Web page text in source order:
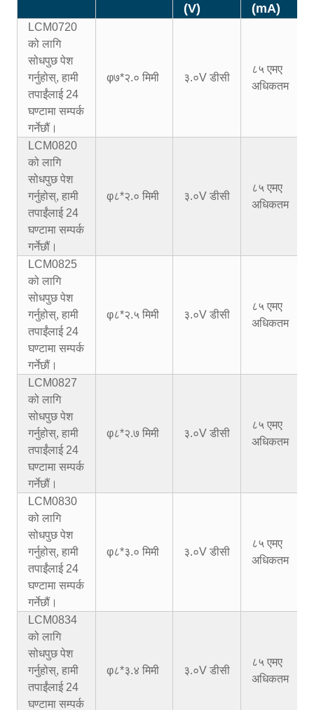
(V)
(mA)
LCM0720
को लागि
सोधपुछ पेश
गर्नुहोस्, हामी
तपाईंलाई 24
घण्टामा सम्पर्क
गर्नेछौं।
φ७*२.० मिमी ३.०V डीसी
८५ एमए
अधिकतम
LCM0820
को लागि
सोधपुछ पेश
गर्नुहोस्, हामी
तपाईंलाई 24
घण्टामा सम्पर्क
गर्नेछौं।
φ८*२.० मिमी ३.०V डीसी
८५ एमए
अधिकतम
LCM0825
को लागि
सोधपुछ पेश
गर्नुहोस्, हामी
तपाईंलाई 24
घण्टामा सम्पर्क
गर्नेछौं।
φ८*२.५ मिमी ३.०V डीसी
८५ एमए
अधिकतम
LCM0827
को लागि
सोधपुछ पेश
गर्नुहोस्, हामी
तपाईंलाई 24
घण्टामा सम्पर्क
गर्नेछौं।
φ८*२.७ मिमी ३.०V डीसी
८५ एमए
अधिकतम
LCM0830
को लागि
सोधपुछ पेश
गर्नुहोस्, हामी
तपाईंलाई 24
घण्टामा सम्पर्क
गर्नेछौं।
φ८*३.० मिमी ३.०V डीसी
८५ एमए
अधिकतम
LCM0834
को लागि
सोधपुछ पेश
गर्नुहोस्, हामी
तपाईंलाई 24
घण्टामा सम्पर्क
φ८*३.४ मिमी ३.०V डीसी
८५ एमए
अधिकतम